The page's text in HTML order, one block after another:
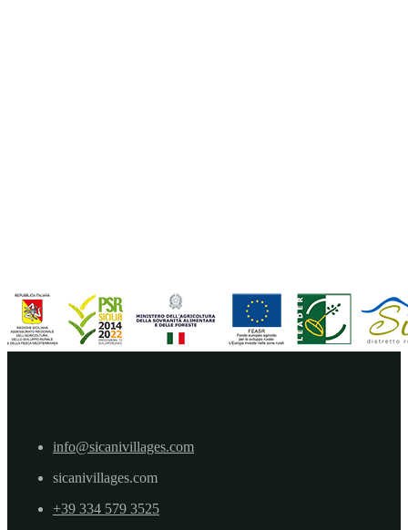
info@sicanivillages.com
sicanivillages.com
+39 334 579 3525